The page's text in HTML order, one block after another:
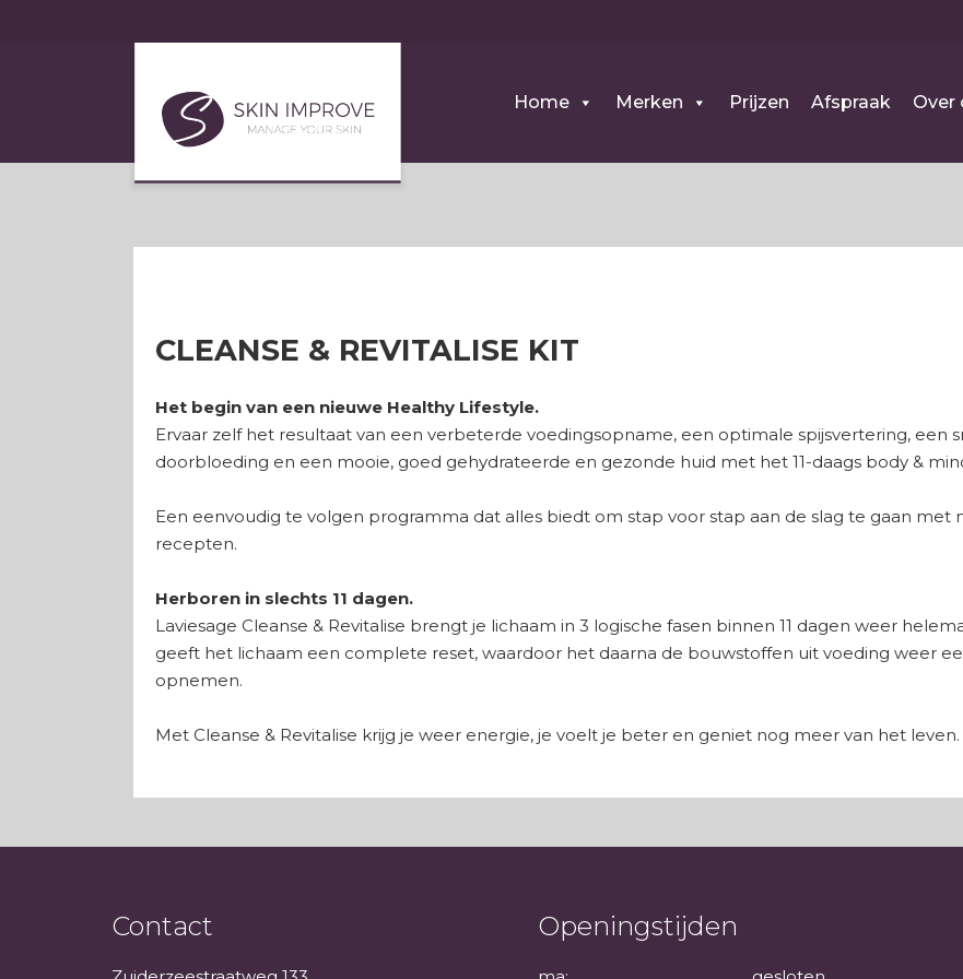
Home Merken Prijzen Afspraak Over
CLEANSE & REVITALISE KIT
Het begin van een nieuwe Healthy Lifestyle.
Ervaar zelf het resultaat van een verbeterde voedingsopname, een optimale spijsvertering, een
doorbloeding en een mooie, goed gehydrateerde en gezonde huid met het 11-daags body &
Een eenvoudig te volgen programma dat alles biedt om stap voor stap aan de slag te gaan met
recepten.
Herboren in slechts 11 dagen.
Laviesage Cleanse & Revitalise brengt je lichaam in 3 logische fasen binnen 11 dagen weer
geeft het lichaam een complete reset, waardoor het daarna de bouwstoffen uit voeding weer
opnemen.
Met Cleanse & Revitalise krijg je weer energie, je voelt je beter en geniet nog meer van het leven.
Contact Openingstijden